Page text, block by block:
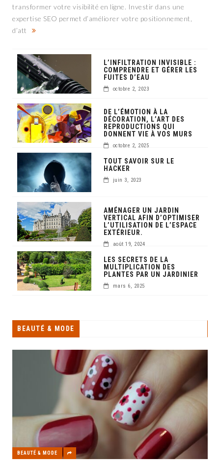
transformer votre visibilité en ligne. Investir dans une
expertise SEO permet d’améliorer votre positionnement,
d’att
L’INFILTRATION INVISIBLE :
COMPRENDRE ET GÉRER LES
FUITES D’EAU
octobre 2, 2023
DE L’ÉMOTION À LA
DÉCORATION, L’ART DES
REPRODUCTIONS QUI
DONNENT VIE À VOS MURS
octobre 2, 2025
TOUT SAVOIR SUR LE
HACKER
juin 3, 2023
AMÉNAGER UN JARDIN
VERTICAL AFIN D’OPTIMISER
L’UTILISATION DE L’ESPACE
EXTÉRIEUR.
août 19, 2024
LES SECRETS DE LA
MULTIPLICATION DES
PLANTES PAR UN JARDINIER
mars 6, 2025
BEAUTÉ & MODE
BEAUTÉ & MODE